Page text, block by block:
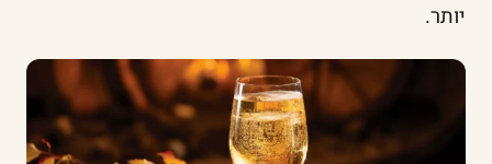
יותר.